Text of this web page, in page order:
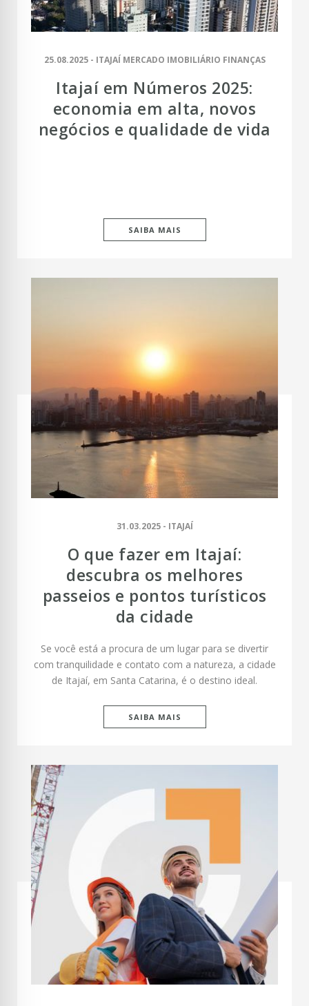
25.08.2025 - ITAJAÍ MERCADO IMOBILIÁRIO FINANÇAS
Itajaí em Números 2025:
economia em alta, novos
negócios e qualidade de vida
SAIBA MAIS
31.03.2025 - ITAJAÍ
O que fazer em Itajaí:
descubra os melhores
passeios e pontos turísticos
da cidade
Se você está a procura de um lugar para se divertir
com tranquilidade e contato com a natureza, a cidade
de Itajaí, em Santa Catarina, é o destino ideal.
SAIBA MAIS